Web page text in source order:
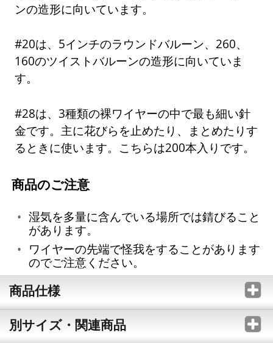
ンの造形に向いています。
#20は、5インチのラウンドバルーン、260、
160のツイストバルーンの造形に向いていま
す。
#28は、3種類の裸ワイヤーの中で最も細い針
金です。主に花びらを止めたり、まとめたりす
るときに使います。こちらは200本入りです。
商品のご注意
湿気を多量に含んでいる場所では錆びること
があります。
ワイヤーの先端で怪我をすることがあります
のでご注意ください。
商品仕様
別サイズ・関連商品